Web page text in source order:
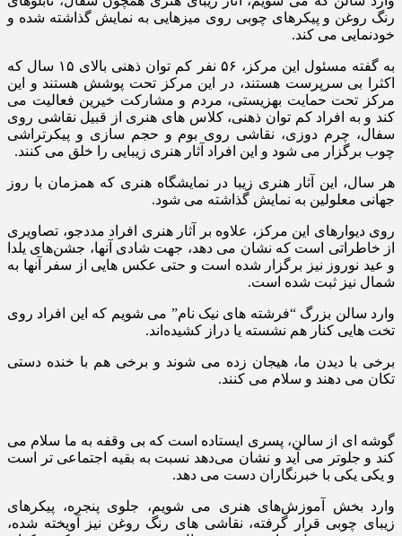
رنگ روغن و پیکرهای چوبی روی میزهایی به نمایش گذاشته شده و
خودنمایی می کند.
به گفته مسئول این مرکز، ۵۶ نفر کم توان ذهنی بالای ۱۵ سال که
اکثرا بی سرپرست هستند، در این مرکز تحت پوشش هستند و این
مرکز تحت حمایت بهزیستی، مردم و مشارکت خیرین فعالیت می
کند و به افراد کم توان ذهنی، کلاس های هنری از قبیل نقاشی روی
سفال، چرم دوزی، نقاشی روی بوم و حجم سازی و پیکرتراشی
چوب برگزار می شود و این افراد آثار هنری زیبایی را خلق می کنند.
هر سال، این آثار هنری زیبا در نمایشگاه هنری که همزمان با روز
جهانی معلولین به نمایش گذاشته می شود.
روی دیوارهای این مرکز، علاوه بر آثار هنری افراد مددجو، تصاویری
از خاطراتی است که نشان می دهد، جهت شادی آنها، جشن‌های یلدا
و عید نوروز نیز برگزار شده است و حتی عکس هایی از سفر آنها به
شمال نیز ثبت شده است.
وارد سالن بزرگ “فرشته های نیک نام” می شویم که این افراد روی
تخت هایی کنار هم نشسته یا دراز کشیده‌اند.
برخی با دیدن ما، هیجان زده می شوند و برخی هم با خنده دستی
تکان می دهند و سلام می کنند.
گوشه ای از سالن، پسری ایستاده است که بی وقفه به ما سلام می
کند و جلوتر می آید و نشان می‌دهد نسبت به بقیه اجتماعی تر است
و یکی یکی با خبرنگاران دست می دهد.
وارد بخش آموزش‌های هنری می شویم، جلوی پنجره، پیکرهای
زیبای چوبی قرار گرفته، نقاشی های رنگ روغن نیز آویخته شده،